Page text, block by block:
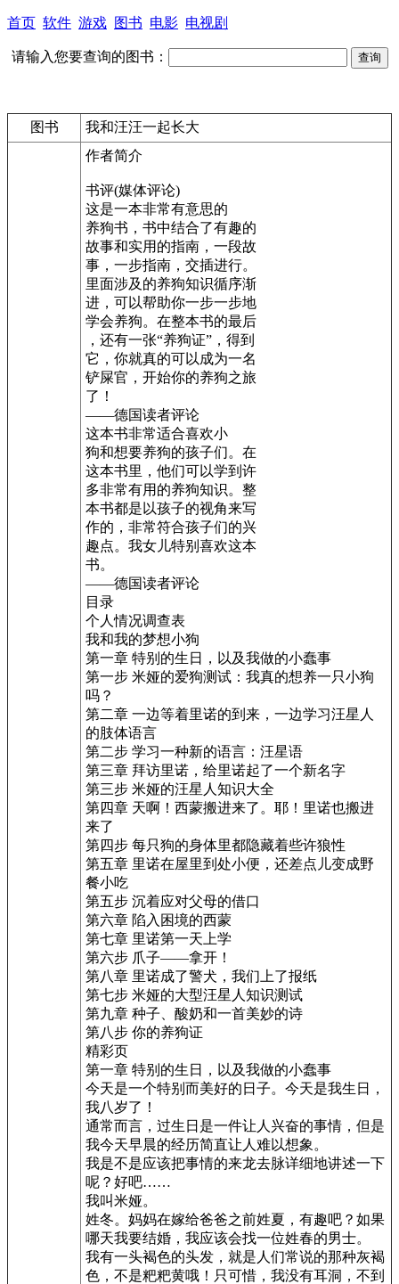
首页 软件 游戏 图书 电影 电视剧
请输入您要查询的图书：
图书 我和汪汪一起长大
作者简介
书评(媒体评论)
这是一本非常有意思的
养狗书，书中结合了有趣的
故事和实用的指南，一段故
事，一步指南，交插进行。
里面涉及的养狗知识循序渐
进，可以帮助你一步一步地
学会养狗。在整本书的最后
，还有一张“养狗证”，得到
它，你就真的可以成为一名
铲屎官，开始你的养狗之旅
了！
——德国读者评论
这本书非常适合喜欢小
狗和想要养狗的孩子们。在
这本书里，他们可以学到许
多非常有用的养狗知识。整
本书都是以孩子的视角来写
作的，非常符合孩子们的兴
趣点。我女儿特别喜欢这本
书。
——德国读者评论
目录
个人情况调查表
我和我的梦想小狗
第一章 特别的生日，以及我做的小蠢事
第一步 米娅的爱狗测试：我真的想养一只小狗
吗？
第二章 一边等着里诺的到来，一边学习汪星人
的肢体语言
第二步 学习一种新的语言：汪星语
第三章 拜访里诺，给里诺起了一个新名字
第三步 米娅的汪星人知识大全
第四章 天啊！西蒙搬进来了。耶！里诺也搬进
来了
第四步 每只狗的身体里都隐藏着些许狼性
第五章 里诺在屋里到处小便，还差点儿变成野
餐小吃
第五步 沉着应对父母的借口
第六章 陷入困境的西蒙
第七章 里诺第一天上学
第六步 爪子——拿开！
第八章 里诺成了警犬，我们上了报纸
第七步 米娅的大型汪星人知识测试
第九章 种子、酸奶和一首美妙的诗
第八步 你的养狗证
精彩页
第一章 特别的生日，以及我做的小蠢事
今天是一个特别而美好的日子。今天是我生日，
我八岁了！
通常而言，过生日是一件让人兴奋的事情，但是
我今天早晨的经历简直让人难以想象。
我是不是应该把事情的来龙去脉详细地讲述一下
呢？好吧……
我叫米娅。
姓冬。妈妈在嫁给爸爸之前姓夏，有趣吧？如果
哪天我要结婚，我应该会找一位姓春的男士。
我有一头褐色的头发，就是人们常说的那种灰褐
色，不是粑粑黄哦！只可惜，我没有耳洞，不到